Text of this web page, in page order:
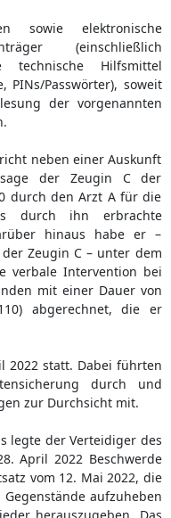
sowie elektronische
(einschließlich
technische Hilfsmittel
PINs/Passwörter), soweit
der vorgenannten
neben einer Auskunft
der Zeugin C der
durch den Arzt A für die
durch ihn erbrachte
hinaus habe er –
Zeugin C – unter dem
verbale Intervention bei
mit einer Dauer von
abgerechnet, die er
2022 statt. Dabei führten
durch und
zur Durchsicht mit.
legte der Verteidiger des
April 2022 Beschwerde
vom 12. Mai 2022, die
aufzuheben
herauszugeben. Das